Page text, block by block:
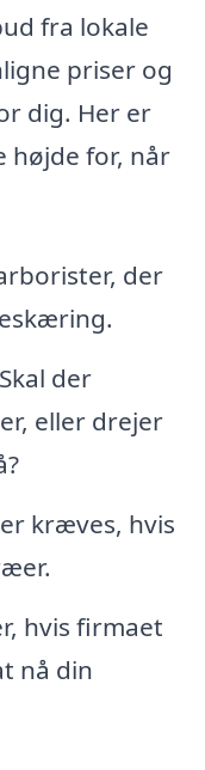
fra lokale
priser og
dig. Her er
højde for, når
der
der
eller drejer
kræves, hvis
hvis firmaet
nå din